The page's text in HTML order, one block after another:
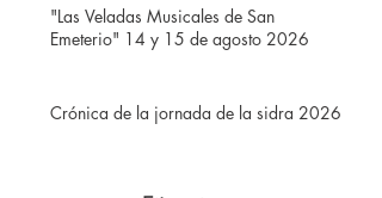
DOÑA LEONOR EN "EL PASO DE
CARLOS V POR RIBADEDEVA" EN